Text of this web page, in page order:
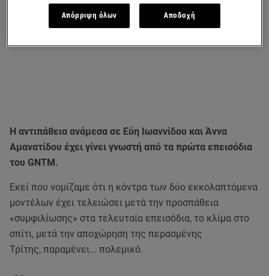
Η αντιπάθεια ανάμεσα σε Εύη Ιωαννίδου και Άννα
Αμανατίδου έχει γίνει γνωστή από τα πρώτα επεισόδια
του GNTM.
Εκεί που νομίζαμε ότι η κόντρα των δύο εκκολαπτόμενα
μοντέλων έχει τελειώσει μετά την προσπάθεια
«συμφιλίωσης» στα τελευταία επεισόδια, το κλίμα στο
σπίτι, μετά την αποχώρηση της περασμένης
Τρίτης, παραμένει... πολεμικό.
Απόρριψη όλων Αποδοχή